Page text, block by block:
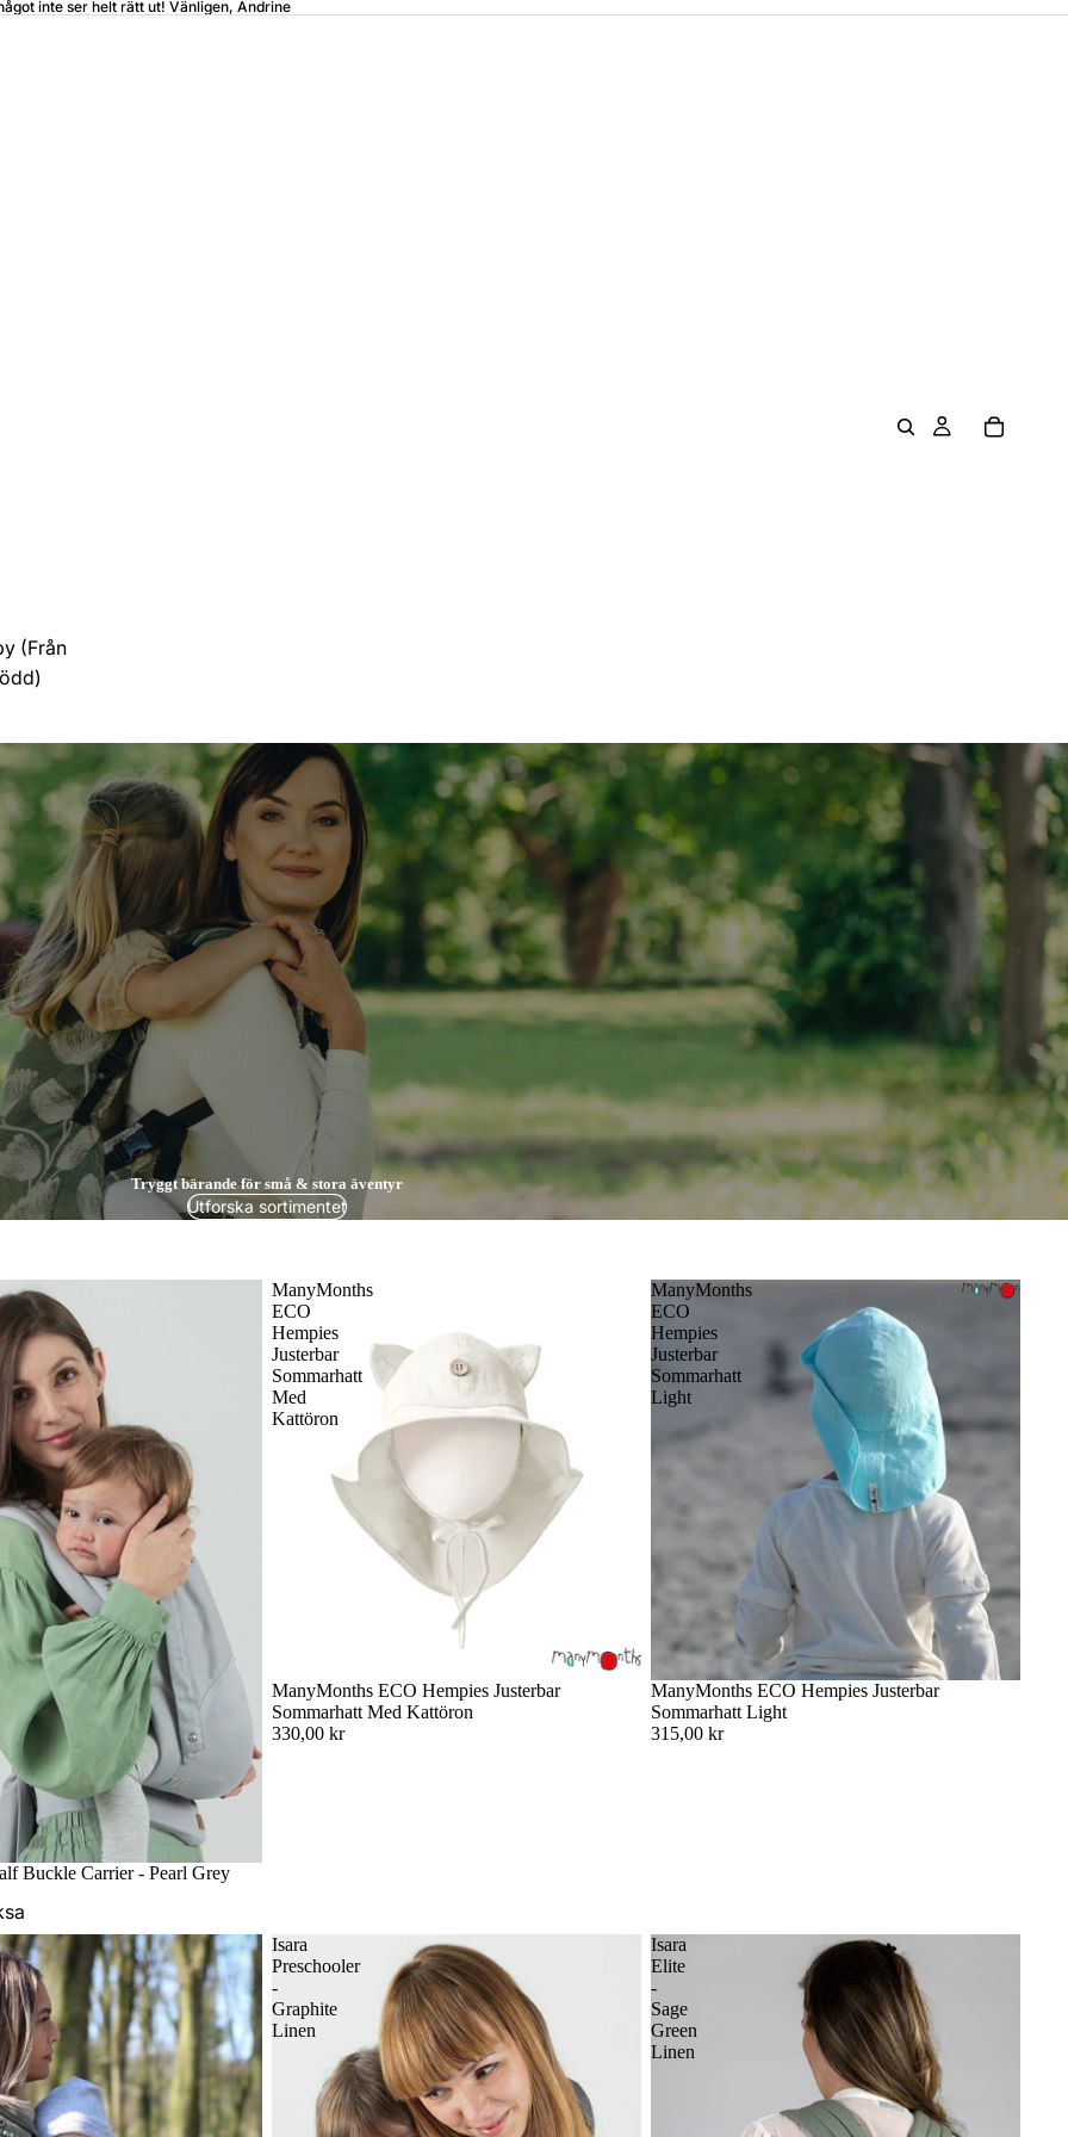
inte ser helt rätt ut! Vänligen, Andrine
(Från
Badsjal
ar
Tryggt bärande för små & stora äventyr
Utforska sortimentet
Buckle Carrier - Pearl Grey
ManyMonths
ECO
Hempies
Justerbar
Sommarhatt
Med
Kattöron
ManyMonths ECO Hempies Justerbar
Sommarhatt Med Kattöron
330,00 kr
ManyMonths
ECO
Hempies
Justerbar
Sommarhatt
Light
ManyMonths ECO Hempies Justerbar
Sommarhatt Light
315,00 kr
Isara
Preschooler
-
Graphite
Linen
Isara
Elite
-
Sage
Green
Linen